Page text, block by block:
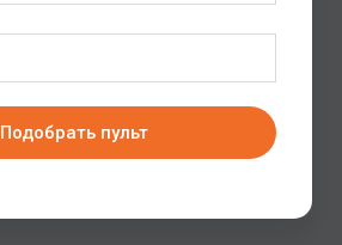
Подобрать пульт